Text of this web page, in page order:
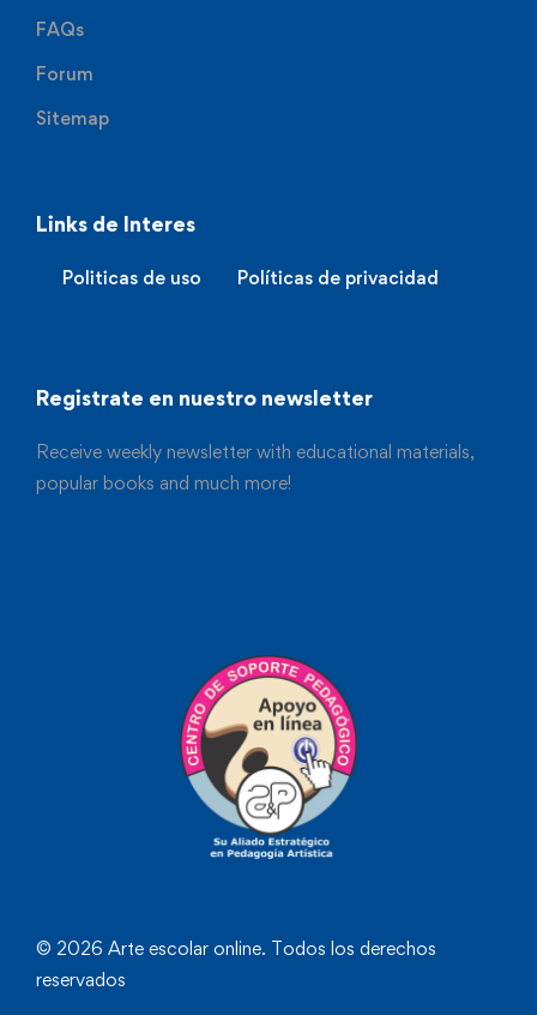
FAQs
Forum
Sitemap
Links de Interes
Politicas de uso Políticas de privacidad
Registrate en nuestro newsletter
Receive weekly newsletter with educational materials,
popular books and much more!
© 2026 Arte escolar online. Todos los derechos
reservados